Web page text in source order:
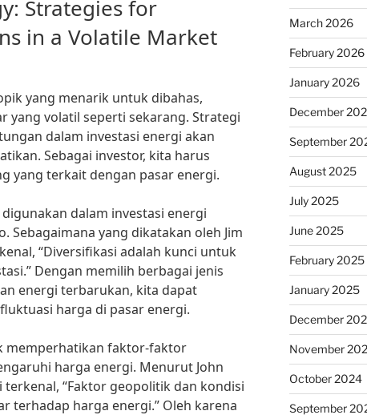
Strategies for
in a Volatile Market
yang menarik untuk dibahas,
yang volatil seperti sekarang. Strategi
dalam investasi energi akan
Sebagai investor, kita harus
yang terkait dengan pasar energi.
dalam investasi energi
Sebagaimana yang dikatakan oleh Jim
“Diversifikasi adalah kunci untuk
Dengan memilih berbagai jenis
energi terbarukan, kita dapat
harga di pasar energi.
memperhatikan faktor-faktor
harga energi. Menurut John
“Faktor geopolitik dan kondisi
terhadap harga energi.” Oleh karena
March 2026
February 2026
January 2026
December
September
August 2025
July 2025
June 2025
February 2025
January 2025
December
November
October 2024
September